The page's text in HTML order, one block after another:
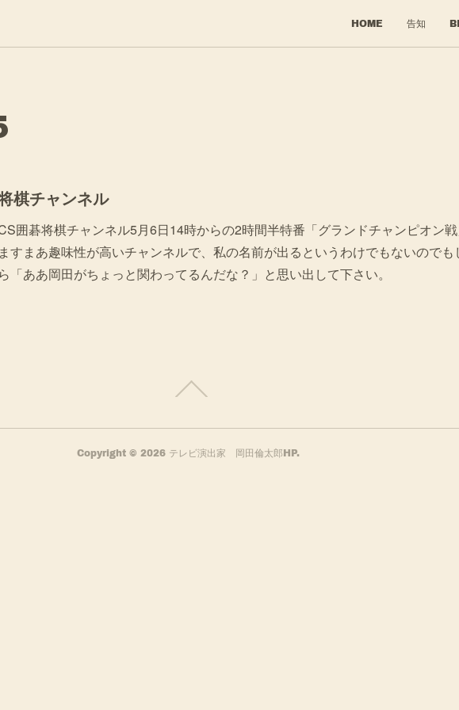
HOME 告知
棋チャンネル
囲碁将棋チャンネル5月6日14時からの2時間半特番「グランドチャンピオン
すまあ趣味性が高いチャンネルで、私の名前が出るというわけでもないのでも
「ああ岡田がちょっと関わってるんだな？」と思い出して下さい。
Copyright © 2026 テレビ演出家 岡田倫太郎HP.